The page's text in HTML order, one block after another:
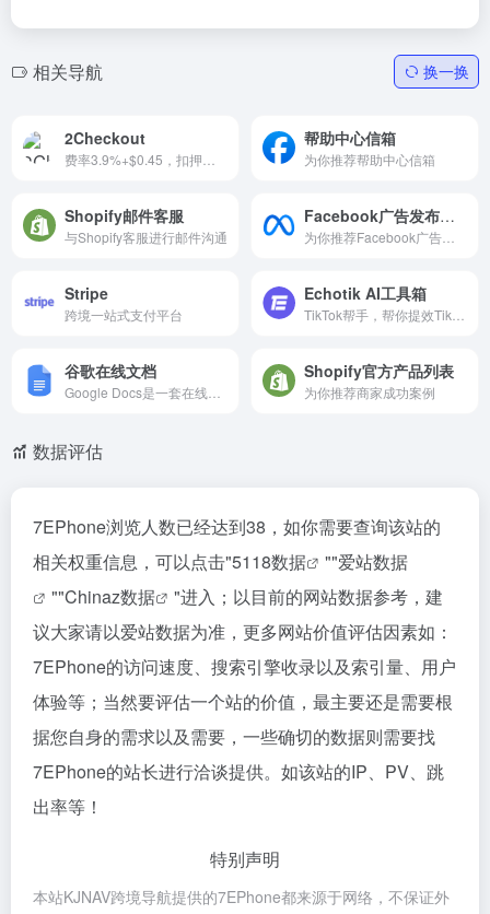
相关导航 换一换
2Checkout 帮助中心信箱
为你推荐帮助中心信箱
Shopify邮件客服
与Shopify客服进行邮件沟通
Facebook广告发布指南
Stripe
跨境一站式支付平台
Echotik AI工具箱
谷歌在线文档 Shopify官方产品列表
为你推荐商家成功案例
数据评估
7EPhone浏览人数已经达到38，如你需要查询该站的
相关权重信息，可以点击"5118数据 ""爱站数据
""Chinaz数据
"进入；以目前的网站数据参考，建
议大家请以爱站数据为准，更多网站价值评估因素如：
7EPhone的访问速度、搜索引擎收录以及索引量、用户
体验等；当然要评估一个站的价值，最主要还是需要根
据您自身的需求以及需要，一些确切的数据则需要找
7EPhone的站长进行洽谈提供。如该站的IP、PV、跳
出率等！
特别声明
本站KJNAV跨境导航提供的7EPhone都来源于网络，不保证外